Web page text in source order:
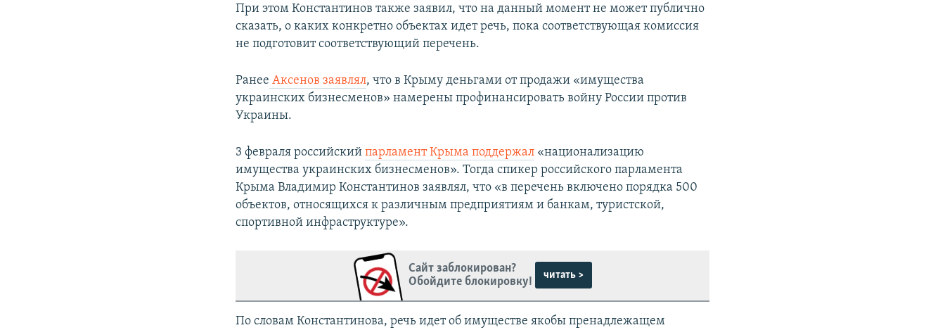
При этом Константинов также заявил, что на данный момент не может публично
сказать, о каких конкретно объектах идет речь, пока соответствующая комиссия
не подготовит соответствующий перечень.
Ранее Аксенов заявлял, что в Крыму деньгами от продажи «имущества
украинских бизнесменов» намерены профинансировать войну России против
Украины.
3 февраля российскийпарламент Крыма поддержал «национализацию
имущества украинских бизнесменов». Тогда спикер российского парламента
Крыма Владимир Константинов заявлял, что «в перечень включено порядка 500
объектов, относящихся к различным предприятиям и банкам, туристской,
спортивной инфраструктуре».
Сайт заблокирован?
Обойдите блокировку!
читать >
По словам Константинова, речь идет об имуществе якобы пренадлежащем